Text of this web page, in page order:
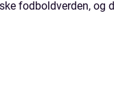
fodboldverden, og